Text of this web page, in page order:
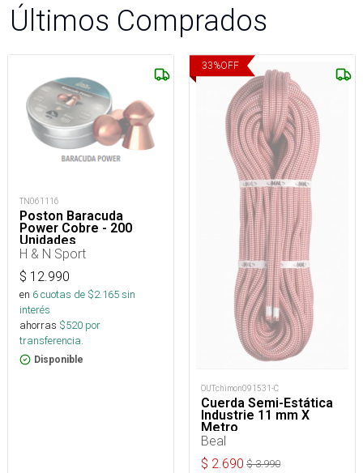
Últimos Comprados
TN061116
Poston Baracuda
Power Cobre - 200
Unidades
H & N Sport
$ 12.990
en 6cuotas de $2.165sin
interés
ahorras $520 por
transferencia.
Disponible
33%OFF
OUTchimon091531-C
Cuerda Semi-Estática
Industrie 11 mm X
Metro
Beal
$ 2.690 $3.990